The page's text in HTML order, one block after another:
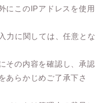
にこのIPアドレスを使用
力に関しては、任意とな
その内容を確認し、承認
あらかじめご了承下さ